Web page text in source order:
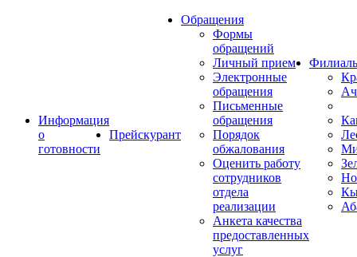
Информация
о
готовности
Прейскурант
Обращения
Формы
обращений
Личный прием
Электронные
обращения
Письменные
обращения
Порядок
обжалования
Оценить работу
сотрудников
отдела
реализации
Анкета качества
предоставленных
услуг